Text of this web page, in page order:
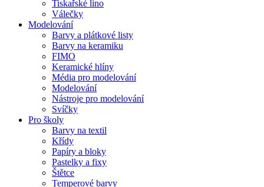
Tiskařské lino
Válečky
Modelování
Barvy a plátkové listy
Barvy na keramiku
FIMO
Keramické hlíny
Média pro modelování
Modelování
Nástroje pro modelování
Svíčky
Pro školy
Barvy na textil
Křídy
Papíry a bloky
Pastelky a fixy
Štětce
Temperové barvy